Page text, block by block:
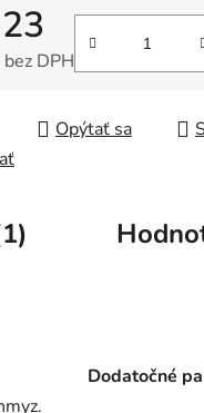
DPH
Opýtať sa
Dodatočné